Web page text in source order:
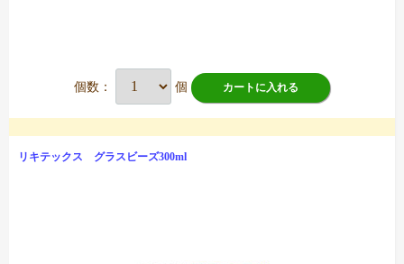
個数： 個 カートに入れる
リキテックス グラスビーズ300ml